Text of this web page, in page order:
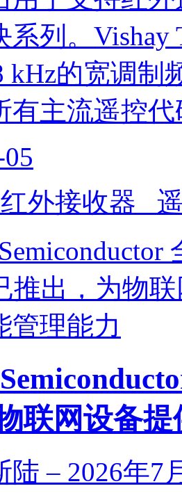
系列。Vishay
kHz的宽调制
有主流遥控
外接收器
联网设备
– 2026年7